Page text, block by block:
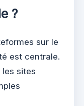
?
sur le
est centrale.
les sites